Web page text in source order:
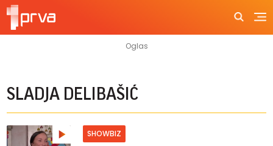
SLADJA DELIBAŠIĆ
SHOWBIZ